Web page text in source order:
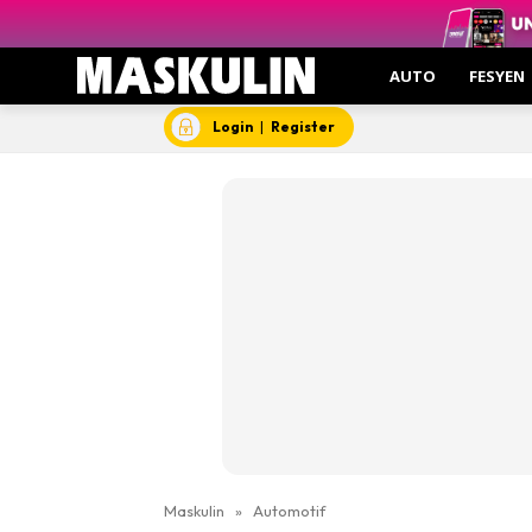
AUTO FESYEN
Login | Register
Maskulin » Automotif